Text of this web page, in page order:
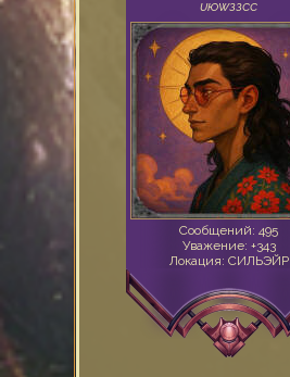
UЮWЗЗСС
Сообщений: 495
Уважение: +343
Локация: СИЛЬЭЙР